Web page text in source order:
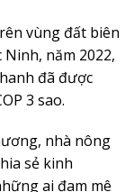
của nhà nông
cấp ra thị